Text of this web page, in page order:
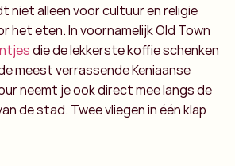
niet alleen voor cultuur en religie
het eten. In voornamelijk Old Town
die de lekkerste koffie schenken
meest verrassende Keniaanse
neemt je ook direct mee langs de
de stad. Twee vliegen in één klap